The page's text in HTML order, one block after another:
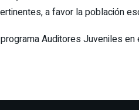
a favor la población
Auditores Juveniles en